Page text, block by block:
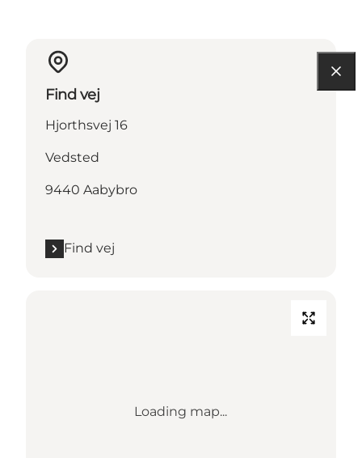
Find vej
Hjorthsvej 16
Vedsted
9440 Aabybro
Find vej
Loading map...